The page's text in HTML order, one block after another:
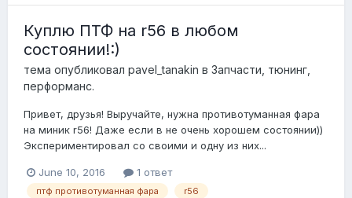
Куплю ПТФ на r56 в любом
состоянии!:)
тема опубликовал pavel_tanakin в Запчасти, тюнинг,
перформанс.
Привет, друзья! Выручайте, нужна противотуманная фара
на миник r56! Даже если в не очень хорошем состоянии))
Экспериментировал со своими и одну из них...
June 10, 2016 1 ответ
птф противотуманная фара r56